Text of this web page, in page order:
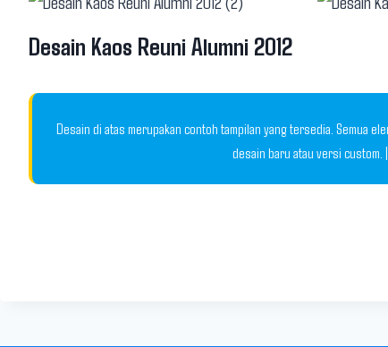
Desain Kaos Reuni Alumni 2012
Desain di atas merupakan contoh tampilan yang tersedia. Semua
desain baru atau versi custom.